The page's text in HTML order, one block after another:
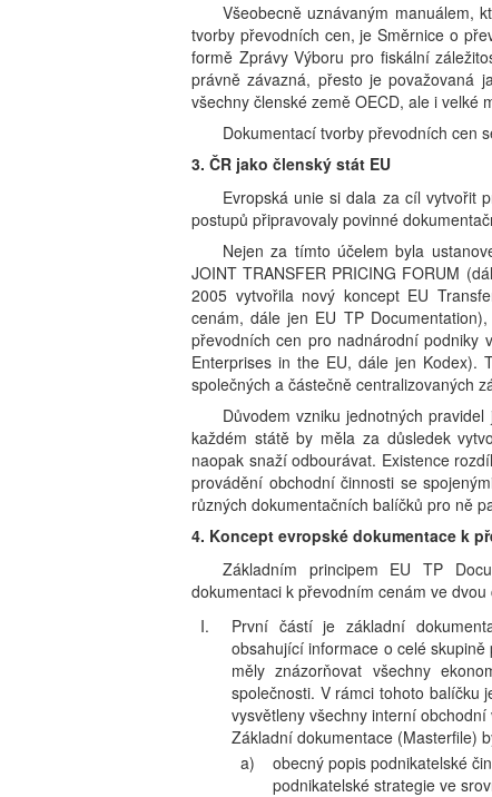
Všeobecně uznávaným manuálem,
tvorby převodních cen, je Směrnice o
formě Zprávy Výboru pro fiskální
právně závazná, přesto je považovaná
všechny členské země OECD, ale i velké
Dokumentací tvorby převodních cen
3. ČR jako členský stát EU
Evropská unie si dala za cíl vytvořit
postupů připravovaly povinné
Nejen za tímto účelem byla
JOINT TRANSFER PRICING FORUM
2005 vytvořila nový koncept EU
cenám, dále jen EU TP
převodních cen pro nadnárodní podniky
Enterprises in the EU, dále jen Kodex).
společných a částečně centralizovaných
Důvodem vzniku jednotných
každém státě by měla za důsledek
naopak snaží odbourávat. Existence
provádění obchodní činnosti se
různých dokumentačních balíčků pro ně
4. Koncept evropské dokumentace k
Základním principem EU TP
dokumentaci k převodním cenám ve dvou
I.
První částí je základní
obsahující informace o celé
měly znázorňovat všechny
společnosti. V rámci tohoto balíčku
vysvětleny všechny interní obchodní
Základní dokumentace (Masterfile)
a)
obecný popis podnikatelské
podnikatelské strategie ve